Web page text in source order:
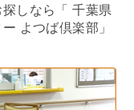
しなら
「 千葉県
よつば倶楽部」